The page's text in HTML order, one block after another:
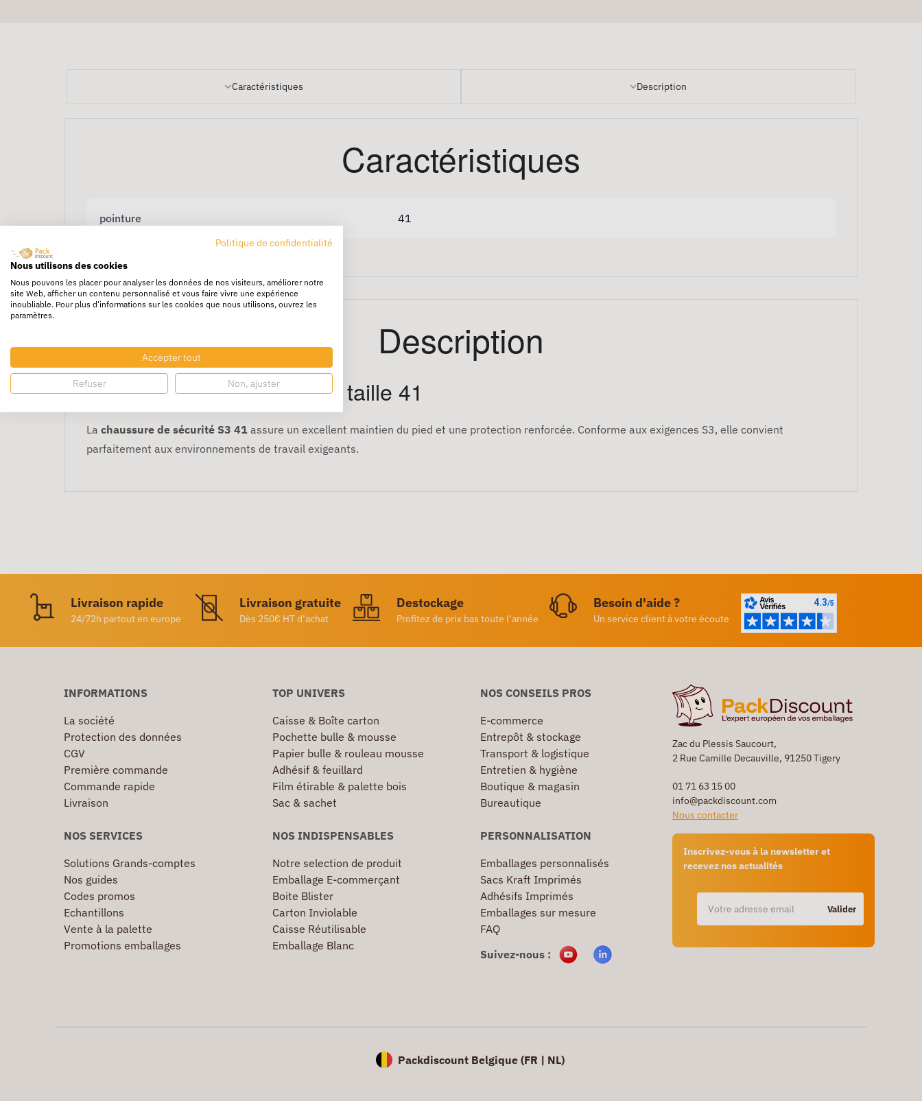
Caractéristiques Description
Caractéristiques
pointure 41
Description
Chaussure de sécurité S3 taille 41
La chaussure de sécurité S3 41 assure un excellent maintien du pied et une protection renforcée. Conforme aux exigences S3, elle convient
parfaitement aux environnements de travail exigeants.
Livraison rapide
24/72h partout en europe
Livraison gratuite
Dès 250€ HT d’achat
Destockage
Profitez de prix bas toute l’année
Besoin d'aide ?
Un service client à votre écoute
Zac du Plessis Saucourt,
2 Rue Camille Decauville, 91250 Tigery
01 71 63 15 00
info@packdiscount.com
Nous contacter
Inscrivez-vous à la newsletter et
recevez nos actualités
Valider
INFORMATIONS
La société
Protection des données
CGV
Première commande
Commande rapide
Livraison
TOP UNIVERS
Caisse & Boîte carton
Pochette bulle & mousse
Papier bulle & rouleau mousse
Adhésif & feuillard
Film étirable & palette bois
Sac & sachet
NOS CONSEILS PROS
E-commerce
Entrepôt & stockage
Transport & logistique
Entretien & hygiène
Boutique & magasin
Bureautique
NOS SERVICES
Solutions Grands-comptes
Nos guides
Codes promos
Echantillons
Vente à la palette
Promotions emballages
NOS INDISPENSABLES
Notre selection de produit
Emballage E-commerçant
Boite Blister
Carton Inviolable
Caisse Réutilisable
Emballage Blanc
PERSONNALISATION
Emballages personnalisés
Sacs Kraft Imprimés
Adhésifs Imprimés
Emballages sur mesure
FAQ
Suivez-nous :
Packdiscount Belgique (FR | NL)
Politique de confidentialité
Nous utilisons des cookies
Nous pouvons les placer pour analyser les données de nos visiteurs, améliorer notre
site Web, afficher un contenu personnalisé et vous faire vivre une expérience
inoubliable. Pour plus d'informations sur les cookies que nous utilisons, ouvrez les
paramètres.
Accepter tout
Refuser Non, ajuster